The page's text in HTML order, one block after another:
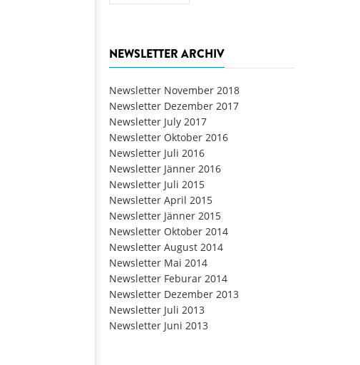
NEWSLETTER ARCHIV
Newsletter November 2018
Newsletter Dezember 2017
Newsletter July 2017
Newsletter Oktober 2016
Newsletter Juli 2016
Newsletter Jänner 2016
Newsletter Juli 2015
Newsletter April 2015
Newsletter Jänner 2015
Newsletter Oktober 2014
Newsletter August 2014
Newsletter Mai 2014
Newsletter Feburar 2014
Newsletter Dezember 2013
Newsletter Juli 2013
Newsletter Juni 2013